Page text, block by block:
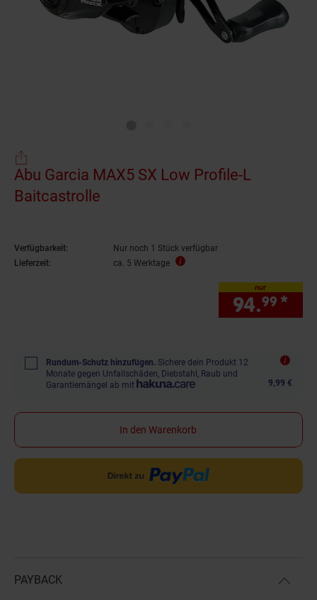
Abu Garcia MAX5 SX Low Profile-L
Baitcastrolle
Verfügbarkeit:
Nur noch 1 Stück verfügbar
Lieferzeit:
ca. 5 Werktage
nur
94.99 *
Rundum-Schutz hinzufügen. Sichere dein Produkt 12
Monate gegen Unfallschäden, Diebstahl, Raub und
Garantiemängel ab mit
9,99 €
In den Warenkorb
PAYBACK